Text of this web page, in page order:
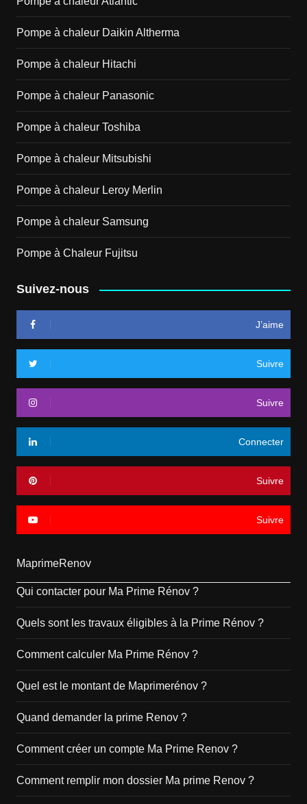
Pompe à chaleur Daikin Altherma
Pompe à chaleur Hitachi
Pompe à chaleur Panasonic
Pompe à chaleur Toshiba
Pompe à chaleur Mitsubishi
Pompe à chaleur Leroy Merlin
Pompe à chaleur Samsung
Pompe à Chaleur Fujitsu
Suivez-nous
J’aime
Suivre
Suivre
Connecter
Suivre
Suivre
MaprimeRenov
Qui contacter pour Ma Prime Rénov ?
Quels sont les travaux éligibles à la Prime Rénov ?
Comment calculer Ma Prime Rénov ?
Quel est le montant de Maprimerénov ?
Quand demander la prime Renov ?
Comment créer un compte Ma Prime Renov ?
Comment remplir mon dossier Ma prime Renov ?